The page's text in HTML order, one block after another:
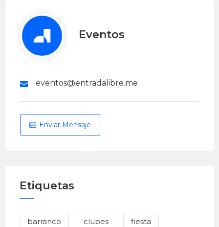
Eventos
eventos@entradalibre.me
Enviar Mensaje
Etiquetas
barranco clubes fiesta